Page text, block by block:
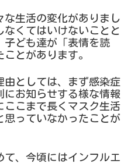
生活の変化がありまし
くてはいけないことと
子ども達が「表情を読
とがあります。
としては、まず感染症
にお知らせする様な情報
ここまで長くマスク生活
思っていなかったことが
、今頃にはインフルエ